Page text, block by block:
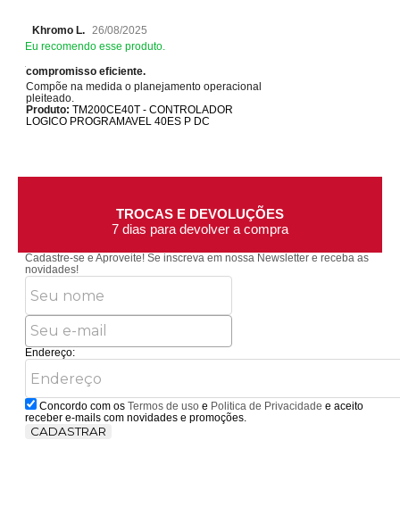
Khromo L. 26/08/2025
Eu recomendo esse produto.
compromisso eficiente.
Compõe na medida o planejamento operacional
pleiteado.
Produto: TM200CE40T - CONTROLADOR
LOGICO PROGRAMAVEL 40ES P DC
ATENDIMENTO
Segunda à Sexta 8h às 17:30h
Cadastre-se e Aproveite!Se inscreva em nossa Newsletter e receba as
novidades!
Endereço:
Concordo com osTermos de uso e Politica de Privacidade e aceito
receber e-mails com novidades e promoções.
CADASTRAR